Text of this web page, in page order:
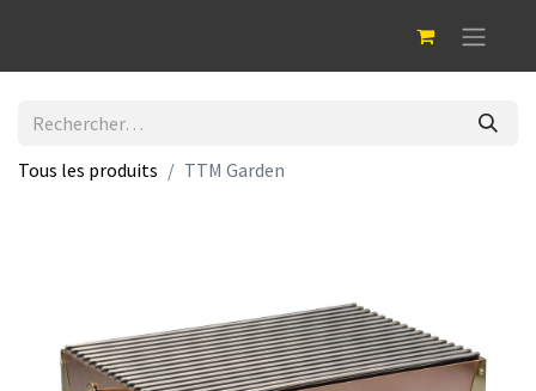
Tous les produits TTM Garden